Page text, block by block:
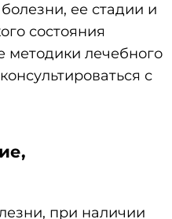
ее стадии и
состояния
методики лечебного
с
при наличии